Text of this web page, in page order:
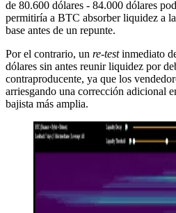
de 80.600 dólares - 84.000 dólares
permitiría a BTC absorber liquidez a
base antes de un repunte.
Por el contrario, un re-testinmediato
dólares sin antes reunir liquidez por
contraproducente, ya que los
arriesgando una corrección adicional
bajista más amplia.